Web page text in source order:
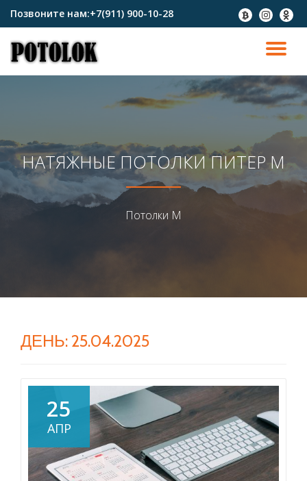
содержимому
Позвоните нам:+7(911) 900-10-28
fa-
btc
fa-
instagram
fa-
НАТЯЖНЫЕ ПОТОЛКИ ПИТЕР М
Потолки М
ДЕНЬ: 25.04.2025
25
АПР